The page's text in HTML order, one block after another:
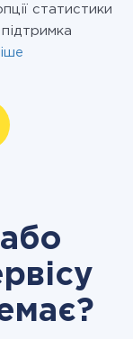
статистики